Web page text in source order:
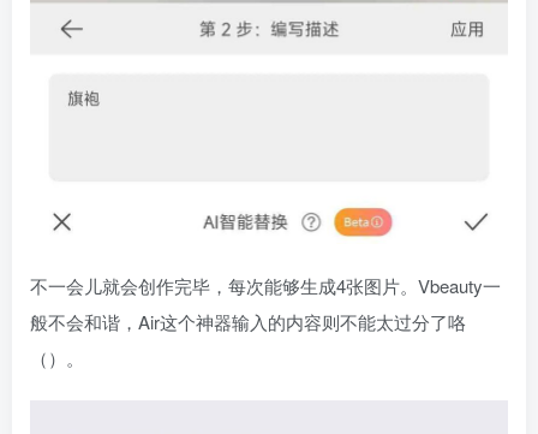
不一会儿就会创作完毕，每次能够生成4张图片。Vbeauty一
般不会和谐，Air这个神器输入的内容则不能太过分了咯
（）。